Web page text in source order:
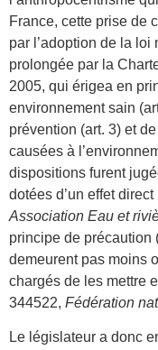
France, cette prise de
par l’adoption de la loi
prolongée par la
2005, qui érigea en
environnement sain
prévention (art. 3) et
causées à
dispositions furent
dotées d’un effet
Association Eau et
principe de précaution
demeurent pas moins
chargés de les mettre
344522, Fédération
Le législateur a donc